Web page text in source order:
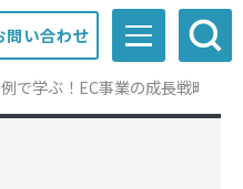
問い合わせ
で学ぶ！EC事業の成長戦略